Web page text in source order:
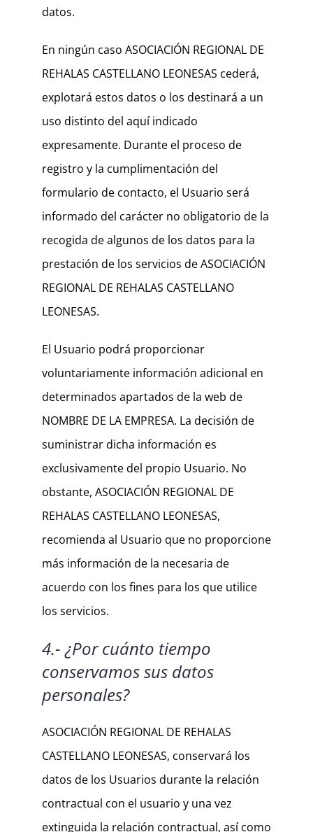
datos.
En ningún caso ASOCIACIÓN REGIONAL DE
REHALAS CASTELLANO LEONESAS cederá,
explotará estos datos o los destinará a un
uso distinto del aquí indicado
expresamente. Durante el proceso de
registro y la cumplimentación del
formulario de contacto, el Usuario será
informado del carácter no obligatorio de la
recogida de algunos de los datos para la
prestación de los servicios de ASOCIACIÓN
REGIONAL DE REHALAS CASTELLANO
LEONESAS.
El Usuario podrá proporcionar
voluntariamente información adicional en
determinados apartados de la web de
NOMBRE DE LA EMPRESA. La decisión de
suministrar dicha información es
exclusivamente del propio Usuario. No
obstante, ASOCIACIÓN REGIONAL DE
REHALAS CASTELLANO LEONESAS,
recomienda al Usuario que no proporcione
más información de la necesaria de
acuerdo con los fines para los que utilice
los servicios.
4.- ¿Por cuánto tiempo
conservamos sus datos
personales?
ASOCIACIÓN REGIONAL DE REHALAS
CASTELLANO LEONESAS, conservará los
datos de los Usuarios durante la relación
contractual con el usuario y una vez
extinguida la relación contractual, así como